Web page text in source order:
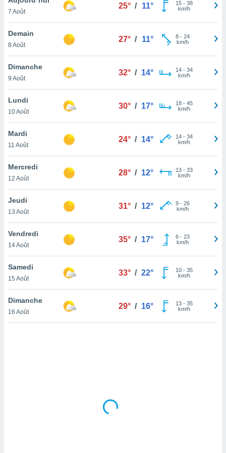
et
»,
au
vous
qu'ils
ou
le
ainsi
un
la
du
en
de
7 Août
25° / 11° 15- 38
km/h
Demain
8 Août
27° / 11° 8- 24
km/h
Dimanche
9 Août
32° / 14° 14- 34
km/h
Lundi
10 Août
30° / 17° 18- 45
km/h
Mardi
11 Août
24° / 14° 14- 34
km/h
Mercredi
12 Août
28° / 12° 13- 33
km/h
Jeudi
13 Août
31° / 12° 9- 26
km/h
Vendredi
14 Août
35° / 17° 6- 23
km/h
Samedi
15 Août
33° / 22° 10- 35
km/h
Dimanche
16 Août
29° / 16° 13- 35
km/h